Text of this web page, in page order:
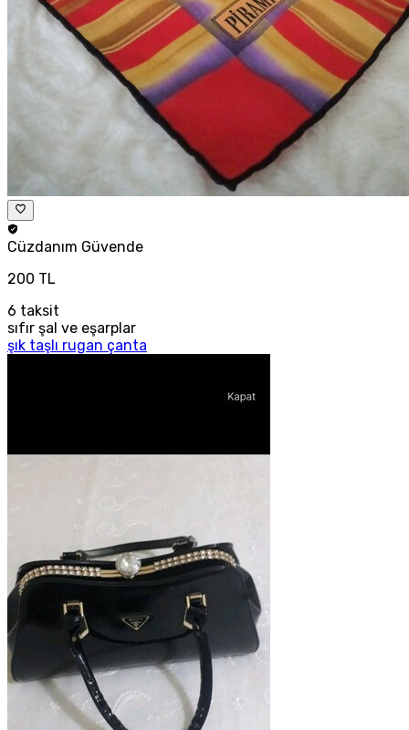
Cüzdanım Güvende
200 TL
6 taksit
sıfır şal ve eşarplar
şık taşlı rugan çanta